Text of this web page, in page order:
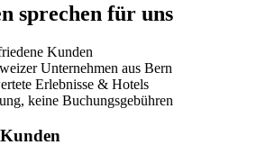
sprechen für uns
Kunden
Unternehmen aus Bern
Erlebnisse & Hotels
keine Buchungsgebühren